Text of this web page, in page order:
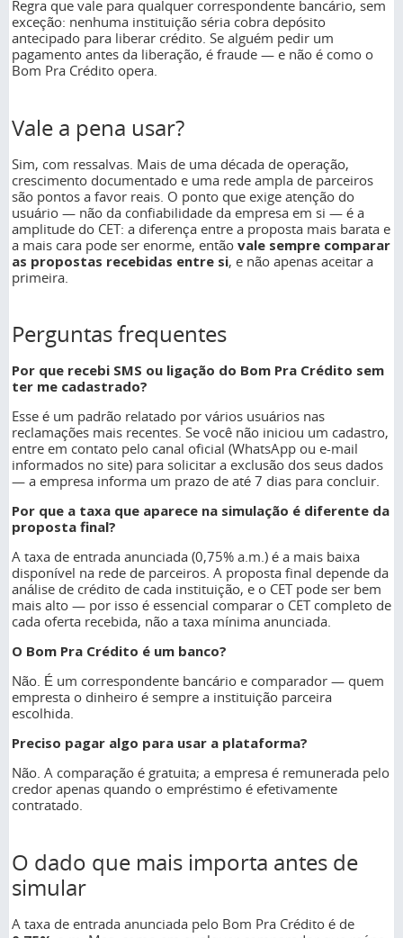
Regra que vale para qualquer correspondente bancário, sem
exceção: nenhuma instituição séria cobra depósito
antecipado para liberar crédito. Se alguém pedir um
pagamento antes da liberação, é fraude — e não é como o
Bom Pra Crédito opera.
Vale a pena usar?
Sim, com ressalvas. Mais de uma década de operação,
crescimento documentado e uma rede ampla de parceiros
são pontos a favor reais. O ponto que exige atenção do
usuário — não da confiabilidade da empresa em si — é a
amplitude do CET: a diferença entre a proposta mais barata e
a mais cara pode ser enorme, então vale sempre comparar
as propostas recebidas entre si, e não apenas aceitar a
primeira.
Perguntas frequentes
Por que recebi SMS ou ligação do Bom Pra Crédito sem
ter me cadastrado?
Esse é um padrão relatado por vários usuários nas
reclamações mais recentes. Se você não iniciou um cadastro,
entre em contato pelo canal oficial (WhatsApp ou e-mail
informados no site) para solicitar a exclusão dos seus dados
— a empresa informa um prazo de até 7 dias para concluir.
Por que a taxa que aparece na simulação é diferente da
proposta final?
A taxa de entrada anunciada (0,75% a.m.) é a mais baixa
disponível na rede de parceiros. A proposta final depende da
análise de crédito de cada instituição, e o CET pode ser bem
mais alto — por isso é essencial comparar o CET completo de
cada oferta recebida, não a taxa mínima anunciada.
O Bom Pra Crédito é um banco?
Não. É um correspondente bancário e comparador — quem
empresta o dinheiro é sempre a instituição parceira
escolhida.
Preciso pagar algo para usar a plataforma?
Não. A comparação é gratuita; a empresa é remunerada pelo
credor apenas quando o empréstimo é efetivamente
contratado.
O dado que mais importa antes de
simular
A taxa de entrada anunciada pelo Bom Pra Crédito é de